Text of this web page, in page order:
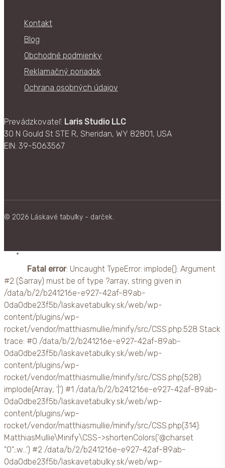
môžete
na
stránke
Kontakt
Blog
Obchodné podmienky
Reklamačný poriadok
Ochrana osobných údajov
Prevádzkovateľ: Laris Studio LLC
30 N Gould St STE R, Sheridan, WY 82801, USA
EIN: 39-5063567
© 2026 Láskavé tabuľky - darček.
facebook
Fatal error: Uncaught TypeError: implode(): Argument
#2 ($array) must be of type ?array, string given in
/data/b/2/b241216e-e927-42af-89ab-
0da0dbe23f5b/laskavetabulky.sk/web/wp-
content/plugins/wp-
rocket/vendor/matthiasmullie/minify/src/CSS.php:528 Stack
trace: #0 /data/b/2/b241216e-e927-42af-89ab-
0da0dbe23f5b/laskavetabulky.sk/web/wp-
content/plugins/wp-
rocket/vendor/matthiasmullie/minify/src/CSS.php(528):
implode(Array, '|') #1 /data/b/2/b241216e-e927-42af-89ab-
0da0dbe23f5b/laskavetabulky.sk/web/wp-
content/plugins/wp-
rocket/vendor/matthiasmullie/minify/src/CSS.php(314):
MatthiasMullie\Minify\CSS->shortenColors('@charset
"0";.w...') #2 /data/b/2/b241216e-e927-42af-89ab-
0da0dbe23f5b/laskavetabulky.sk/web/wp-